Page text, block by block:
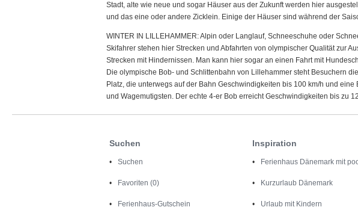
Stadt, alte wie neue und sogar Häuser aus der Zukunft werden hier
und das eine oder andere Zicklein. Einige der Häuser sind während der
WINTER IN LILLEHAMMER: Alpin oder Langlauf, Schneeschuhe oder
Skifahrer stehen hier Strecken und Abfahrten von olympischer Qualität zur
Strecken mit Hindernissen. Man kann hier sogar an einen Fahrt mit
Die olympische Bob- und Schlittenbahn von Lillehammer steht Besuchern
Platz, die unterwegs auf der Bahn Geschwindigkeiten bis 100 km/h und
und Wagemutigsten. Der echte 4-er Bob erreicht Geschwindigkeiten bis zu
Suchen
Suchen
Favoriten (0)
Ferienhaus-Gutschein
Inspiration
Ferienhaus Dänemark mit
Kurzurlaub Dänemark
Urlaub mit Kindern